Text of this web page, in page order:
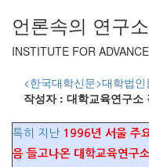
언론속의 연구소
INSTITUTE FOR
<한국대학신문>대학법인
작성자 : 대학교육연구소
특히 지난 1996년 서울 주
음 들고나온 대학교육연구